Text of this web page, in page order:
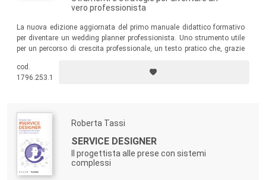
vero professionista
La nuova edizione aggiornata del primo manuale didattico formativo
per diventare un wedding planner professionista. Uno strumento utile
per un percorso di crescita professionale, un testo pratico che, grazie
facilità i propri obiettivi.
cod.
1796.253.1
Roberta Tassi
SERVICE DESIGNER
Il progettista alle prese con sistemi
complessi